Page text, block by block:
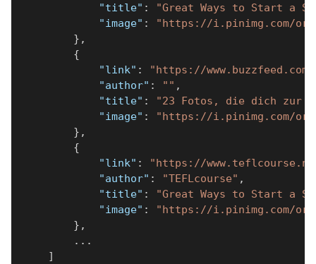
"title" :
"Great Ways to Start a
"image" :
"https://i.pinimg.com/
} ,
{
"link" :
"https://www.buzzfeed.com/
"author" : "" ,
"title" :
"23 Fotos, die dich zur
"image" :
"https://i.pinimg.com/
} ,
{
"link" :
"https://
"author" : "TEFLcourse" ,
"title" :
"Great Ways to Start a
"image" :
"https://i.pinimg.com/
} ,
...
]